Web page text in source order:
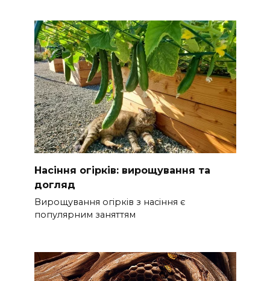
Насіння огірків: вирощування та
догляд
Вирощування огірків з насіння є
популярним заняттям